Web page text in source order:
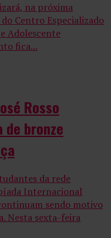
na próxima
Centro Especializado
Adolescente
fica...
Rosso
de bronze
da rede
Internacional
sendo motivo
Nesta sexta-feira